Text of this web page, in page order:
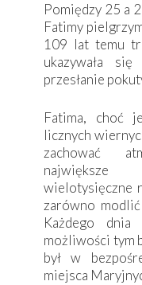
Pomiędzy 25 a
Fatimy
109 lat temu
ukazywała
przesłanie
Fatima, choć
licznych
zachować
największe
wielotysięczne
zarówno
Każdego
możliwości tym
był w
miejsca